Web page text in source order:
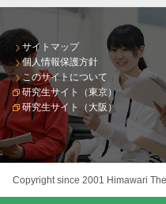
サイトマップ
個人情報保護方針
このサイトについて
研究生サイト（東京）
研究生サイト（大阪）
Copyright since 2001 Himawari